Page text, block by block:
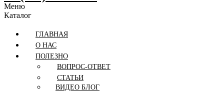
Меню
Каталог
ГЛАВНАЯ
О НАС
ПОЛЕЗНО
ВОПРОС-ОТВЕТ
СТАТЬИ
ВИДЕО БЛОГ